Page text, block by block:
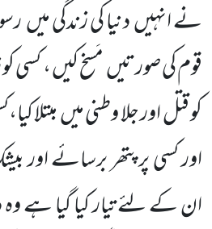
نے انہیں دنیا کی زندگی میں
قوم کی صورتیں مَسخ کیں ، کسی
کو قتل اور جلا وطنی میں مبتلا
اور کسی پر پتھر برسائے
ان کے لئے تیار کیا گیا ہے